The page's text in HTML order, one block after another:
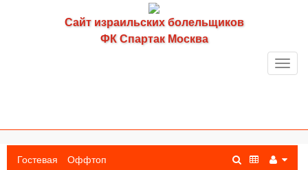
Сайт израильских болельщиков
ФК Спартак Москва
Гостевая Оффтоп